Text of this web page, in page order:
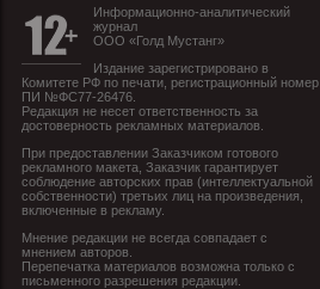
Информационно-аналитический
журнал
ООО «Голд Мустанг»
Издание зарегистрировано в
Комитете РФ по печати, регистрационный номер
ПИ №ФС77-26476.
Редакция не несет ответственность за
достоверность рекламных материалов.
При предоставлении Заказчиком готового
рекламного макета, Заказчик гарантирует
соблюдение авторских прав (интеллектуальной
собственности) третьих лиц на произведения,
включенные в рекламу.
Мнение редакции не всегда совпадает с
мнением авторов.
Перепечатка материалов возможна только с
письменного разрешения редакции.